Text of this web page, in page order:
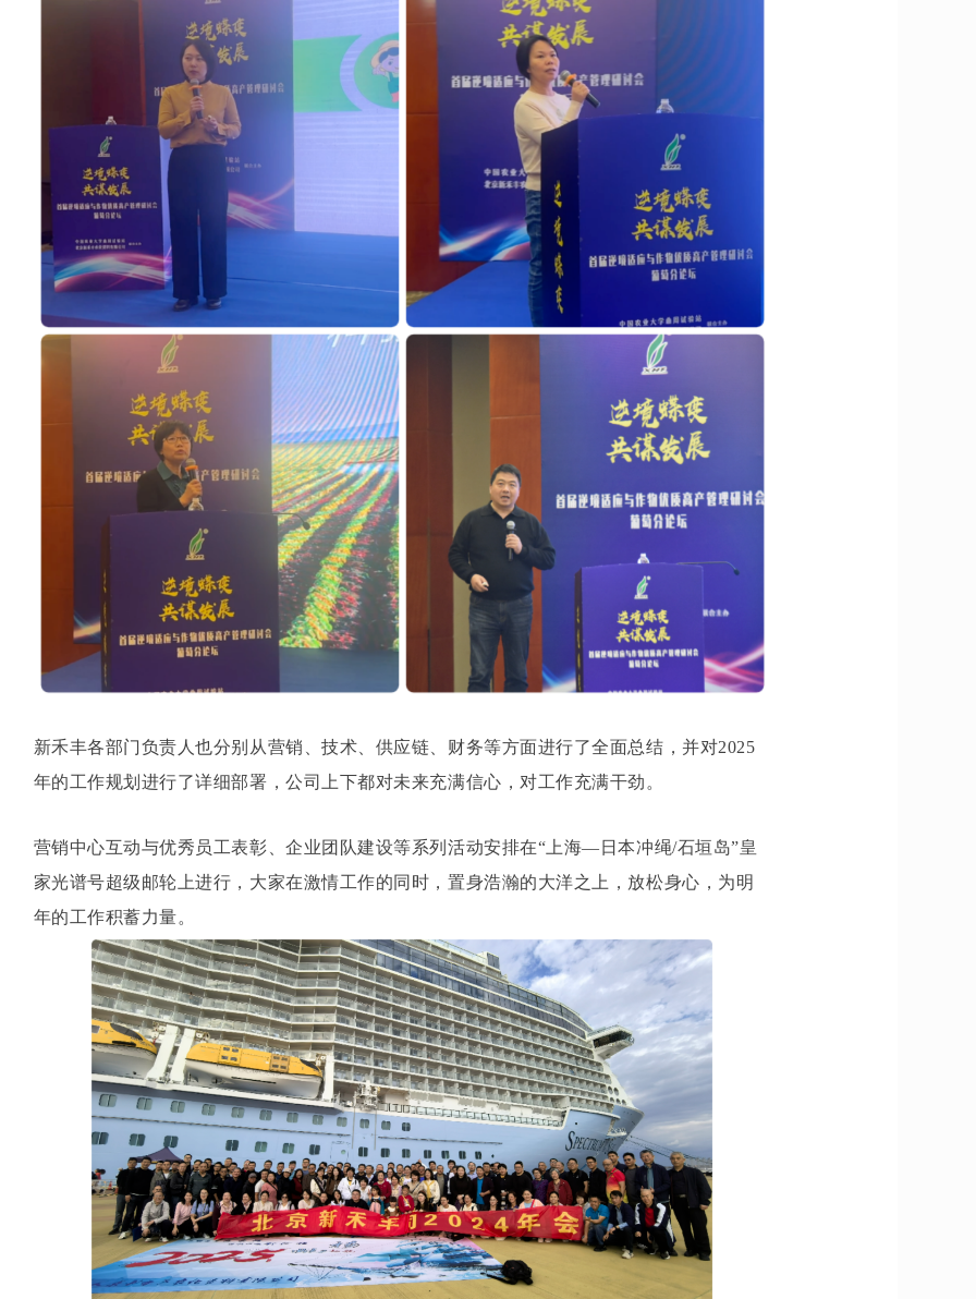
新禾丰各部门负责人也分别从营销、技术、供应链、财务等方面进行了全面总结，并对2025
年的工作规划进行了详细部署，公司上下都对未来充满信心，对工作充满干劲。
营销中心互动与优秀员工表彰、企业团队建设等系列活动安排在“上海—日本冲绳/石垣岛”皇
家光谱号超级邮轮上进行，大家在激情工作的同时，置身浩瀚的大洋之上，放松身心，为明
年的工作积蓄力量。